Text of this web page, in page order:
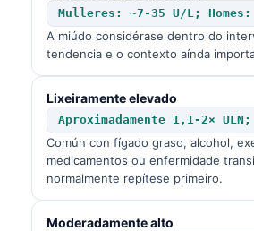
Mulleres: ~7-35 U/L; Homes:
A miúdo considérase dentro do
tendencia e o contexto aínda
Lixeiramente elevado
Aproximadamente 1,1-2×
Común con fígado graso, alcohol,
medicamentos ou enfermidade
normalmente repítese primeiro.
Moderadamente alto